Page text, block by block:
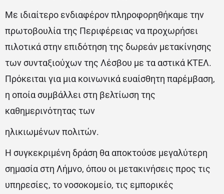
Με ιδιαίτερο ενδιαφέρον πληροφορηθήκαμε την
πρωτοβουλία της Περιφέρειας να προχωρήσει
πιλοτικά στην επιδότηση της δωρεάν μετακίνησης
των συνταξιούχων της Λέσβου με τα αστικά ΚΤΕΛ.
Πρόκειται για μια κοινωνικά ευαίσθητη παρέμβαση,
η οποία συμβάλλει στη βελτίωση της
καθημερινότητας των
ηλικιωμένων πολιτών.
Η συγκεκριμένη δράση θα αποκτούσε μεγαλύτερη
σημασία στη Λήμνο, όπου οι μετακινήσεις προς τις
υπηρεσίες, το νοσοκομείο, τις εμπορικές